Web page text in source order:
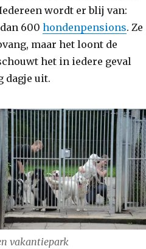
wordt er blij van:
600 hondenpensions. Ze
maar het loont de
het in iedere geval
dagje uit.
vakantiepark